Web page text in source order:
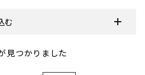
む
見つかりました